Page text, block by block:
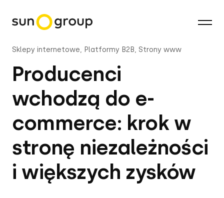
Sklepy internetowe, Platformy B2B, Strony www
Producenci
wchodzą do e-
commerce: krok w
stronę niezależności
i większych zysków